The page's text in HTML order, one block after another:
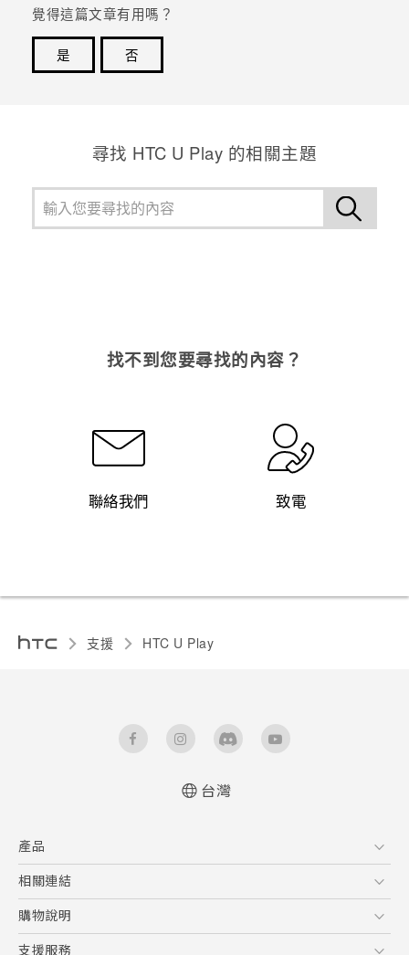
覺得這篇文章有用嗎？
是
否
尋找 HTC U Play 的相關主題
找不到您要尋找的內容？
聯絡我們 致電
支援 HTC U Play‎
台灣
產品
5G
智慧型手機
配件
相關連結
HTC Research
購物說明
購物須知
支援服務